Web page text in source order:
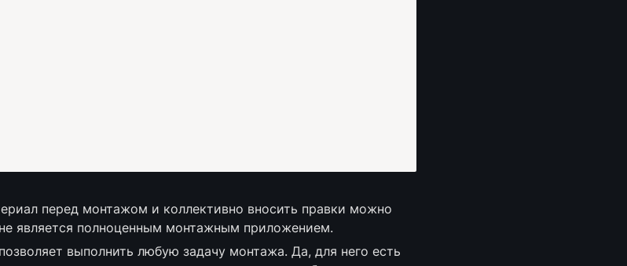
перед монтажом и коллективно вносить правки можно
является полноценным монтажным приложением.
выполнить любую задачу монтажа. Да, для него есть